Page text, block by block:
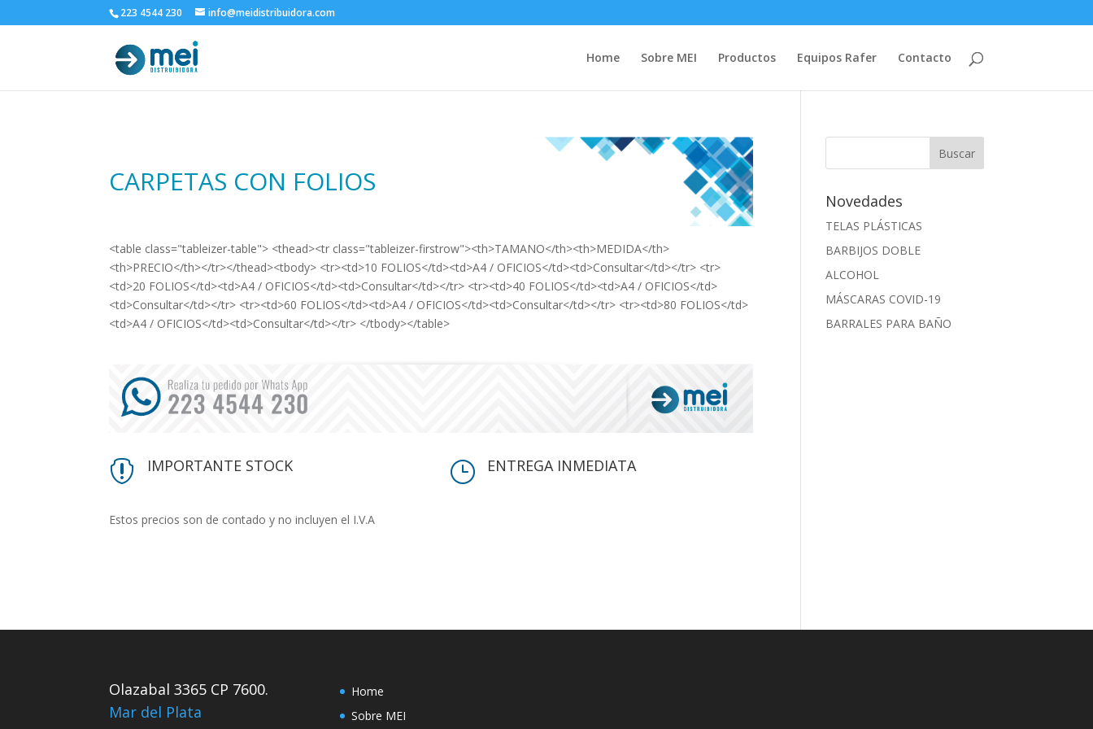
223 4544 230 info@meidistribuidora.com
Home Sobre MEI Productos Equipos Rafer Contacto
CARPETAS CON FOLIOS
<table class="tableizer-table"> <thead><tr class="tableizer-firstrow"><th>TAMANO</th><th>MEDIDA</th>
<th>PRECIO</th></tr></thead><tbody> <tr><td>10 FOLIOS</td><td>A4 / OFICIOS</td><td>Consultar</td></tr> <tr>
<td>20 FOLIOS</td><td>A4 / OFICIOS</td><td>Consultar</td></tr> <tr><td>40 FOLIOS</td><td>A4 / OFICIOS</td>
<td>Consultar</td></tr> <tr><td>60 FOLIOS</td><td>A4 / OFICIOS</td><td>Consultar</td></tr> <tr><td>80 FOLIOS</td>
<td>A4 / OFICIOS</td><td>Consultar</td></tr> </tbody></table>
 IMPORTANTE STOCK } ENTREGA INMEDIATA
Estos precios son de contado y no incluyen el I.V.A
Novedades
TELAS PLÁSTICAS
BARBIJOS DOBLE
ALCOHOL
MÁSCARAS COVID-19
BARRALES PARA BAÑO
Olazabal 3365 CP 7600.
Mar del Plata
Home
Sobre MEI